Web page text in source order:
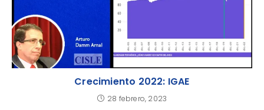
Crecimiento 2022: IGAE
28 febrero, 2023